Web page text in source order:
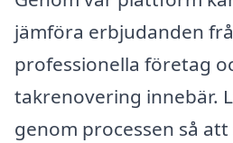
jämföra erbjudanden
professionella företag
takrenovering innebär.
genom processen så